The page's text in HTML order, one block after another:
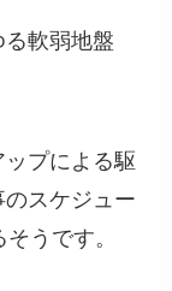
軟弱地盤
プによる駆
スケジュー
うです。